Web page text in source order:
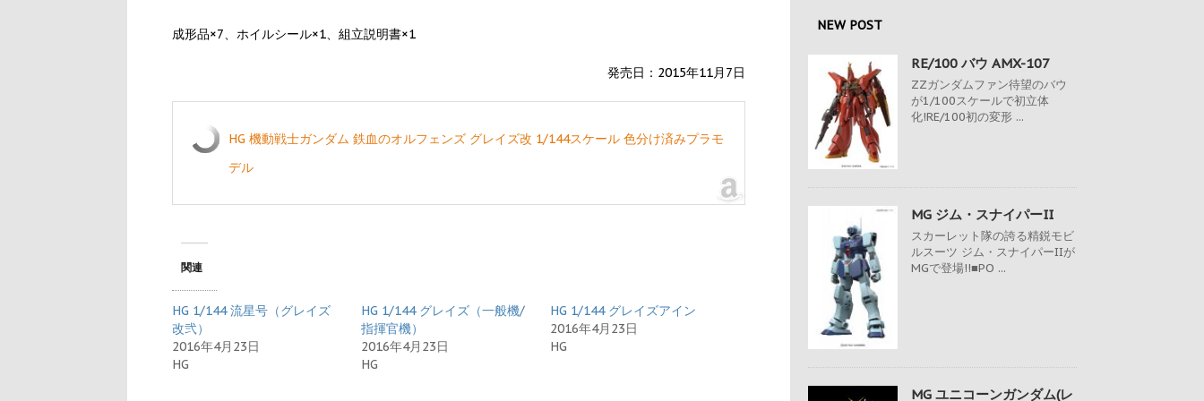
成形品×7、ホイルシール×1、組立説明書×1
発売日：2015年11月7日
HG 機動戦士ガンダム 鉄血のオルフェンズ グレイズ改 1/144スケール 色分け済みプラモ
デル
関連
HG 1/144 流星号（グレイズ
改弐）
2016年4月23日
HG
HG 1/144 グレイズ（一般機/
指揮官機）
2016年4月23日
HG
HG 1/144 グレイズアイン
2016年4月23日
HG
NEW POST
RE/100 バウ AMX-107
ZZガンダムファン待望のバウ
が1/100スケールで初立体
化!RE/100初の変形 ...
MG ジム・スナイパーII
スカーレット隊の誇る精鋭モビ
ルスーツ ジム・スナイパーIIが
MGで登場!!■PO ...
MG ユニコーンガンダム(レ